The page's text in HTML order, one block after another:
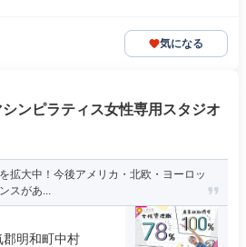
気になる
ンピラティス女性専用スタジオ
拡大中！今後アメリカ・北欧・ヨーロッ
スがあ...
明和町中村